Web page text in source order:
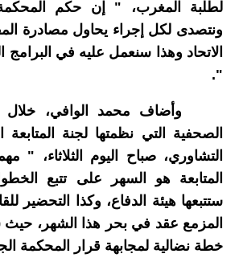
لطلبة المغرب، " إن حكم المحكمة
ونتصدى لكل إجراء يحاول مصادرة
الاتحاد وهذا سنعمل عليه في البرامج
".
وأضاف محمد الوافي، خلال
الصحفية التي نظمتها لجنة المتابعة
التشاوري، صباح اليوم الثلاثاء، "
المتابعة هو السهر على تتبع
ستتبعها هيئة الدفاع، وكذا التحضير
المزمع عقد في بحر هذا الشهر، حيث
خطة نضالية لمجابهة قرار المحكمة